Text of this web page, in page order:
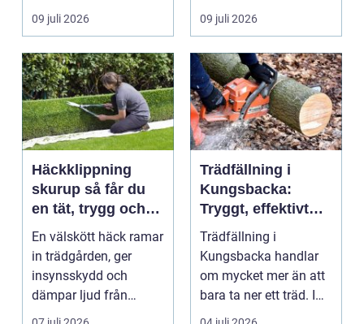
bostadsrättsföreningar
och ...
09 juli 2026
l&arin...
09 juli 2026
Häckklippning
skurup så får du
en tät, trygg och
snygg häck året
runt
En välskött häck ramar
in trädgården, ger
insynsskydd och
dämpar ljud från
vägen. Samtidigt kan
Trädfällning i
Kungsbacka:
Tryggt, effektivt
och med omtanke
om hela tomten
Trädfällning i
Kungsbacka handlar
om mycket mer än att
bara ta ner ett träd. I